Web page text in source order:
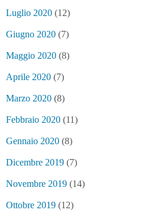
Luglio 2020 (12)
Giugno 2020 (7)
Maggio 2020 (8)
Aprile 2020 (7)
Marzo 2020 (8)
Febbraio 2020 (11)
Gennaio 2020 (8)
Dicembre 2019 (7)
Novembre 2019 (14)
Ottobre 2019 (12)